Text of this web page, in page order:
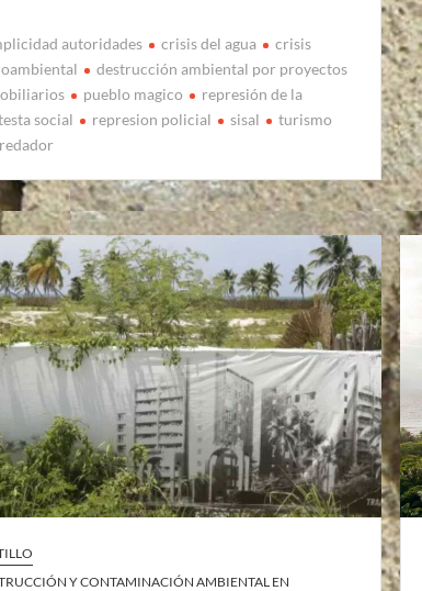
autoridades crisis del agua
crisis
destrucción ambiental por proyectos
pueblo magico
represión de la
social
represion policial sisal
turismo
Y CONTAMINACIÓN AMBIENTAL EN